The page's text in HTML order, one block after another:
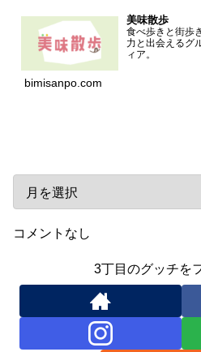
美味散歩
食べ歩きと街歩
力と出会えるグ
ィア。
bimisanpo.com
コメントなし
3丁目のグッチを